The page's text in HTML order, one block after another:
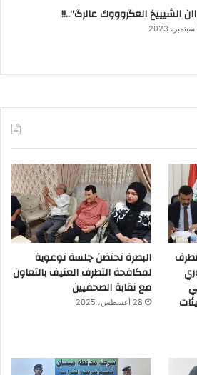
الشيييخ العگروووك عالرگ”..!!
البصرة تحتضن جلسة توعوية
لمكافحة التطرف العنيف بالتعاون
مع نقابة الصحفيين
28 أغسطس، 2025